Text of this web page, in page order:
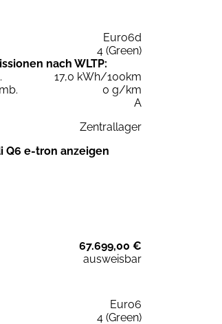
Euro6d
4 (Green)
nach WLTP:
17,0 kWh/100km
0 g/km
A
Zentrallager
Q6 e-tron anzeigen
67.699,00 €
ausweisbar
Euro6
4 (Green)